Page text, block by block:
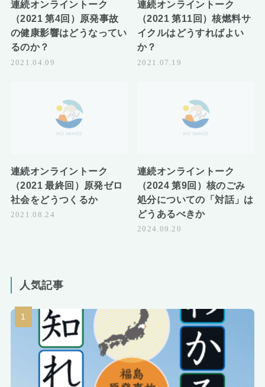
連続オンライントーク
（2021 第4回）原発事故
の健康影響はどうなってい
るのか？
2021.04.09
連続オンライントーク
（2021 第11回）核燃料サ
イクルはどうすればよい
か？
2021.07.19
連続オンライントーク
（2021 最終回）原発ゼロ
社会をどうつくるか
2021.08.24
連続オンライントーク
（2024 第9回）核のごみ
処分についての「対話」は
どうあるべきか
2024.09.20
人気記事